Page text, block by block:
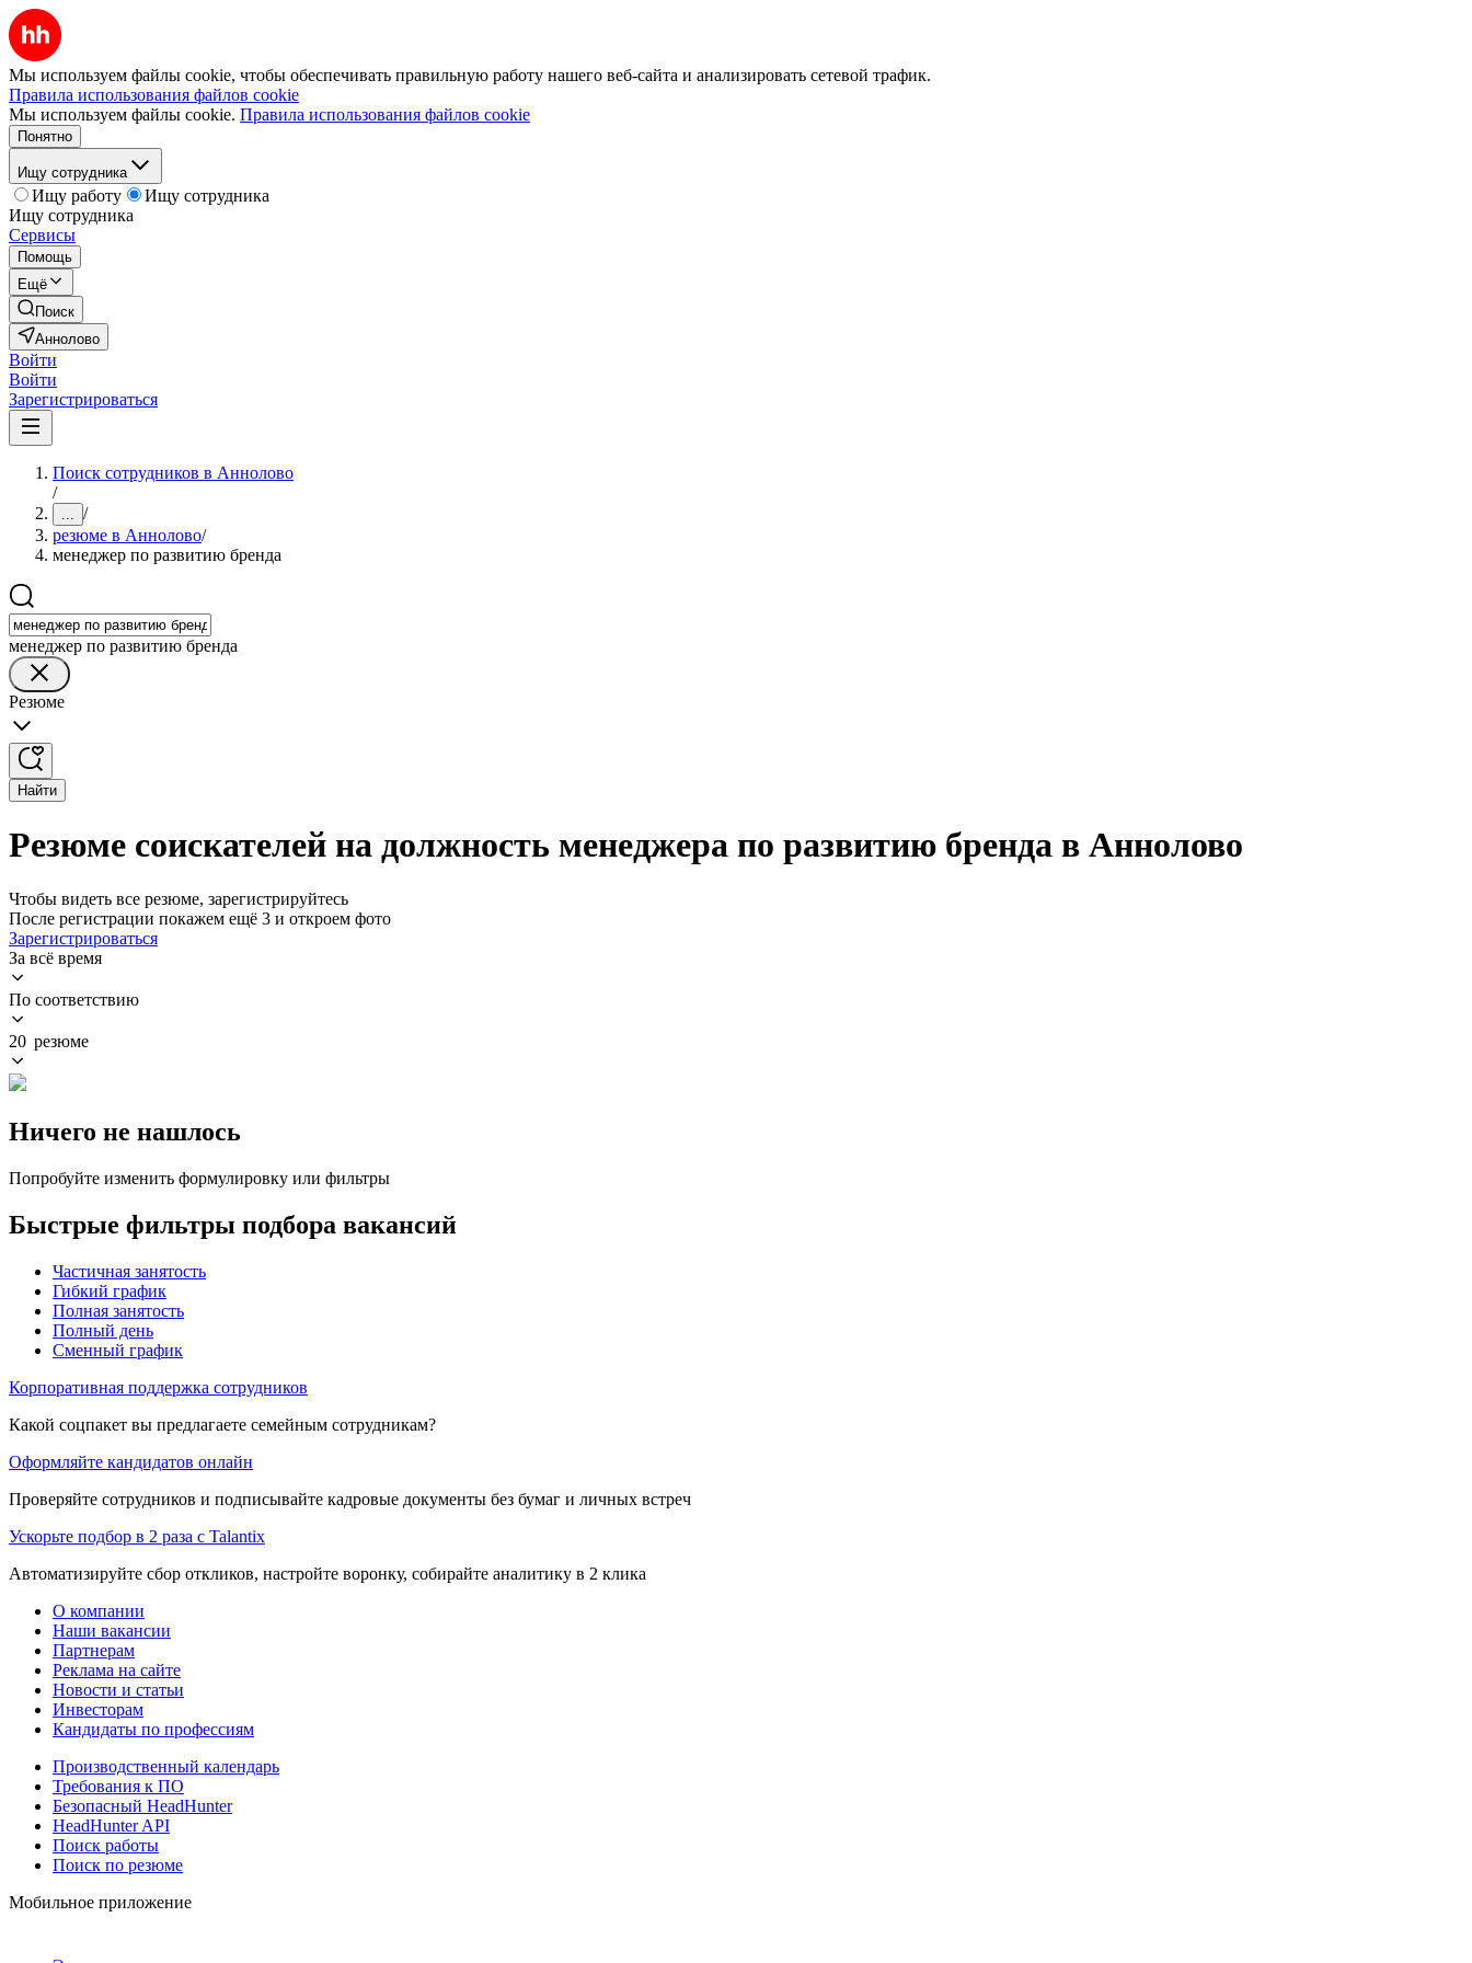
Мы используем файлы cookie, чтобы обеспечивать правильную работу нашего веб-сайта и анализировать сетевой трафик.
Правила использования файлов cookie
Мы используем файлы cookie. Правила использования файлов cookie
Понятно
Ищу сотрудника
Ищу работу
Ищу сотрудника
Ищу сотрудника
Сервисы
Помощь
Ещё
Поиск
Аннолово
Войти
Войти
Зарегистрироваться
Поиск сотрудников в Аннолово
/
... /
резюме в Аннолово/
менеджер по развитию бренда
менеджер по развитию бренда
Резюме
Найти
Резюме соискателей на должность менеджера по развитию бренда в Аннолово
Чтобы видеть все резюме, зарегистрируйтесь
После регистрации покажем ещё 3 и откроем фото
Зарегистрироваться
За всё время
По соответствию
20 резюме
Ничего не нашлось
Попробуйте изменить формулировку или фильтры
Быстрые фильтры подбора вакансий
Частичная занятость
Гибкий график
Полная занятость
Полный день
Сменный график
Корпоративная поддержка сотрудников
Какой соцпакет вы предлагаете семейным сотрудникам?
Оформляйте кандидатов онлайн
Проверяйте сотрудников и подписывайте кадровые документы без бумаг и личных встреч
Ускорьте подбор в 2 раза с Talantix
Автоматизируйте сбор откликов, настройте воронку, собирайте аналитику в 2 клика
О компании
Наши вакансии
Партнерам
Реклама на сайте
Новости и статьи
Инвесторам
Кандидаты по профессиям
Производственный календарь
Требования к ПО
Безопасный HeadHunter
HeadHunter API
Поиск работы
Поиск по резюме
Мобильное приложение